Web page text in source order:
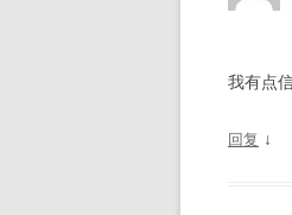
我有点
回复 ↓